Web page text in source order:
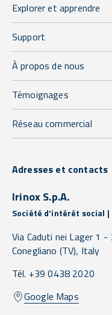
Explorer et apprendre
Support
À propos de nous
Témoignages
Réseau commercial
Adresses et contacts
Irinox S.p.A.
Société d'intérêt social |
Via Caduti nei Lager 1 -
Conegliano (TV), Italy
Tél. +39 0438 2020
Google Maps